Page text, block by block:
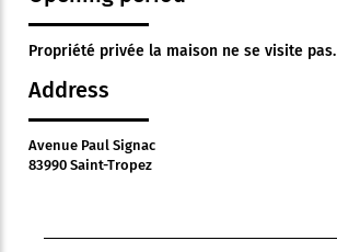
Propriété privée la maison ne se visite pas.
Address
Avenue Paul Signac
83990 Saint-Tropez